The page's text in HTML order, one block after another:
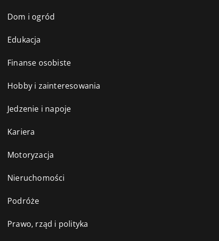
Dom i ogród
Edukacja
Finanse osobiste
Hobby i zainteresowania
Jedzenie i napoje
Kariera
Motoryzacja
Nieruchomości
Podróże
Prawo, rząd i polityka